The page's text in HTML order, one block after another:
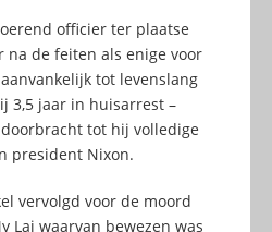
officier ter plaatse
na de feiten als enige voor
tot levenslang
3,5 jaar in huisarrest –
tot hij volledige
president Nixon.
vervolgd voor de moord
Lai waarvan bewezen was